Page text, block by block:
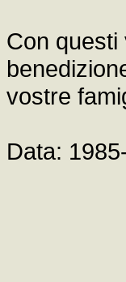
Con questi
vostre
Data: